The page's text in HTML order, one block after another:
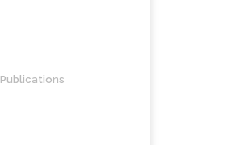
Publications